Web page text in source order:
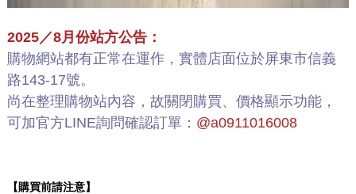
2025／8月份站方公告：
購物網站都有正常在運作，實體店面位於屏東市信義
路143-17號。
尚在整理購物站內容，故關閉購買、價格顯示功能，
可加官方LINE詢問確認訂單： @a0911016008
【購買前請注意】